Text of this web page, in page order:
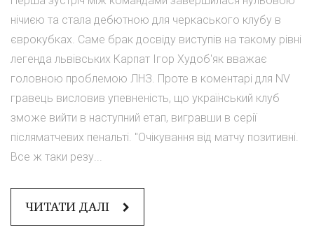
нічиєю та стала дебютною для черкаського клубу в
єврокубках. Саме брак досвіду виступів на такому рівні
легенда львівських Карпат Ігор Худоб'як вважає
головною проблемою ЛНЗ. Проте в коментарі для NV
гравець висловив упевненість, що український клуб
зможе вийти в наступний етап, вигравши в серії
післяматчевих пенальті. "Очікування від матчу позитивні.
Все ж таки резу...
ЧИТАТИ ДАЛІ